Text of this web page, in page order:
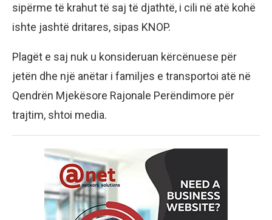
sipërme të krahut të saj të djathtë, i cili në atë kohë
ishte jashtë dritares, sipas KNOP.
Plagët e saj nuk u konsideruan kërcënuese për
jetën dhe një anëtar i familjes e transportoi atë në
Qendrën Mjekësore Rajonale Perëndimore për
trajtim, shtoi media.